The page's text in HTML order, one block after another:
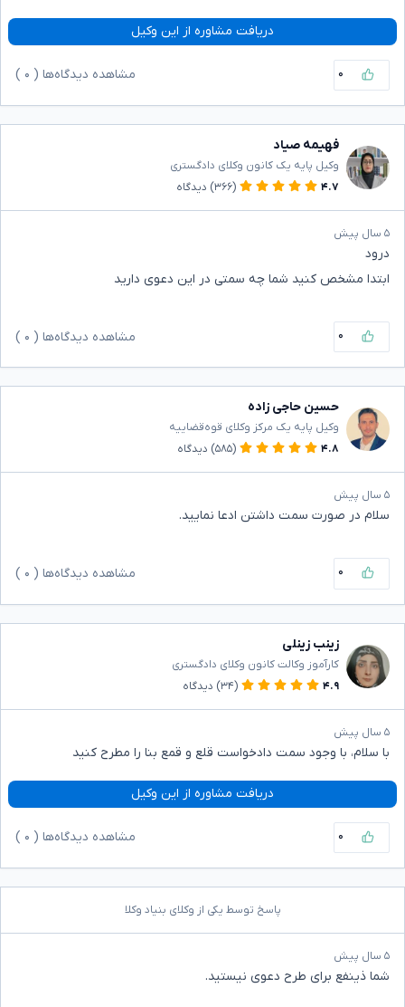
دریافت مشاوره از این وکیل
۰ مشاهده دیدگاه‌ها ( ۰
فهیمه صیاد
وکیل پایه یک کانون وکلای دادگستری
۴.۷
(۳۶۶) دیدگاه
۵ سال پیش
درود
ابتدا مشخص کنید شما چه سمتی در این دعوی دارید
۰ مشاهده دیدگاه‌ها ( ۰
حسین حاجی زاده
وکیل پایه یک مرکز وکلای قوه‌قضاییه
۴.۸
(۵۸۵) دیدگاه
۵ سال پیش
سلام در صورت سمت داشتن ادعا نمایید.
۰ مشاهده دیدگاه‌ها ( ۰
زینب زینلی
کارآموز وکالت کانون وکلای دادگستری
۴.۹
(۳۴) دیدگاه
۵ سال پیش
با سلام، با وجود سمت دادخواست قلع و قمع بنا را مطرح کنید
دریافت مشاوره از این وکیل
۰ مشاهده دیدگاه‌ها ( ۰
پاسخ توسط یکی از وکلای بنیاد وکلا
۵ سال پیش
شما ذینفع برای طرح دعوی نیستید.